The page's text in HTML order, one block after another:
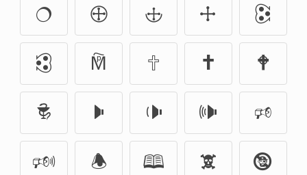
🔿
🕀 🕁 🕂
🕃
🕄
🕅 🕆 🕇
🕈
🕏
🕨 🕩 🕪
🕫
🕬
🕭 🕮 🕱
🕲